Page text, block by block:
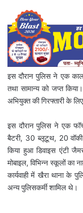
इस दौरान पुलिस ने एक
तथा सामान्य को जप्त
अभियुक्त की गिरफ्तारी के
इस दौरान पुलिस ने एक
बैटरी, 30 ब्लूटूथ, 20
किया हुआ डिवाइस एंटी
मोबाइल, विभिन्न स्कूलों का
कार्यवाही में खैरा थाना के
अन्य पुलिसकर्मी शामिल थे।